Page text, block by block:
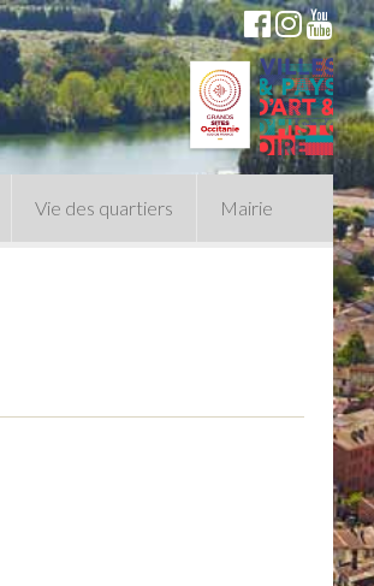
Vie des quartiers Mairie